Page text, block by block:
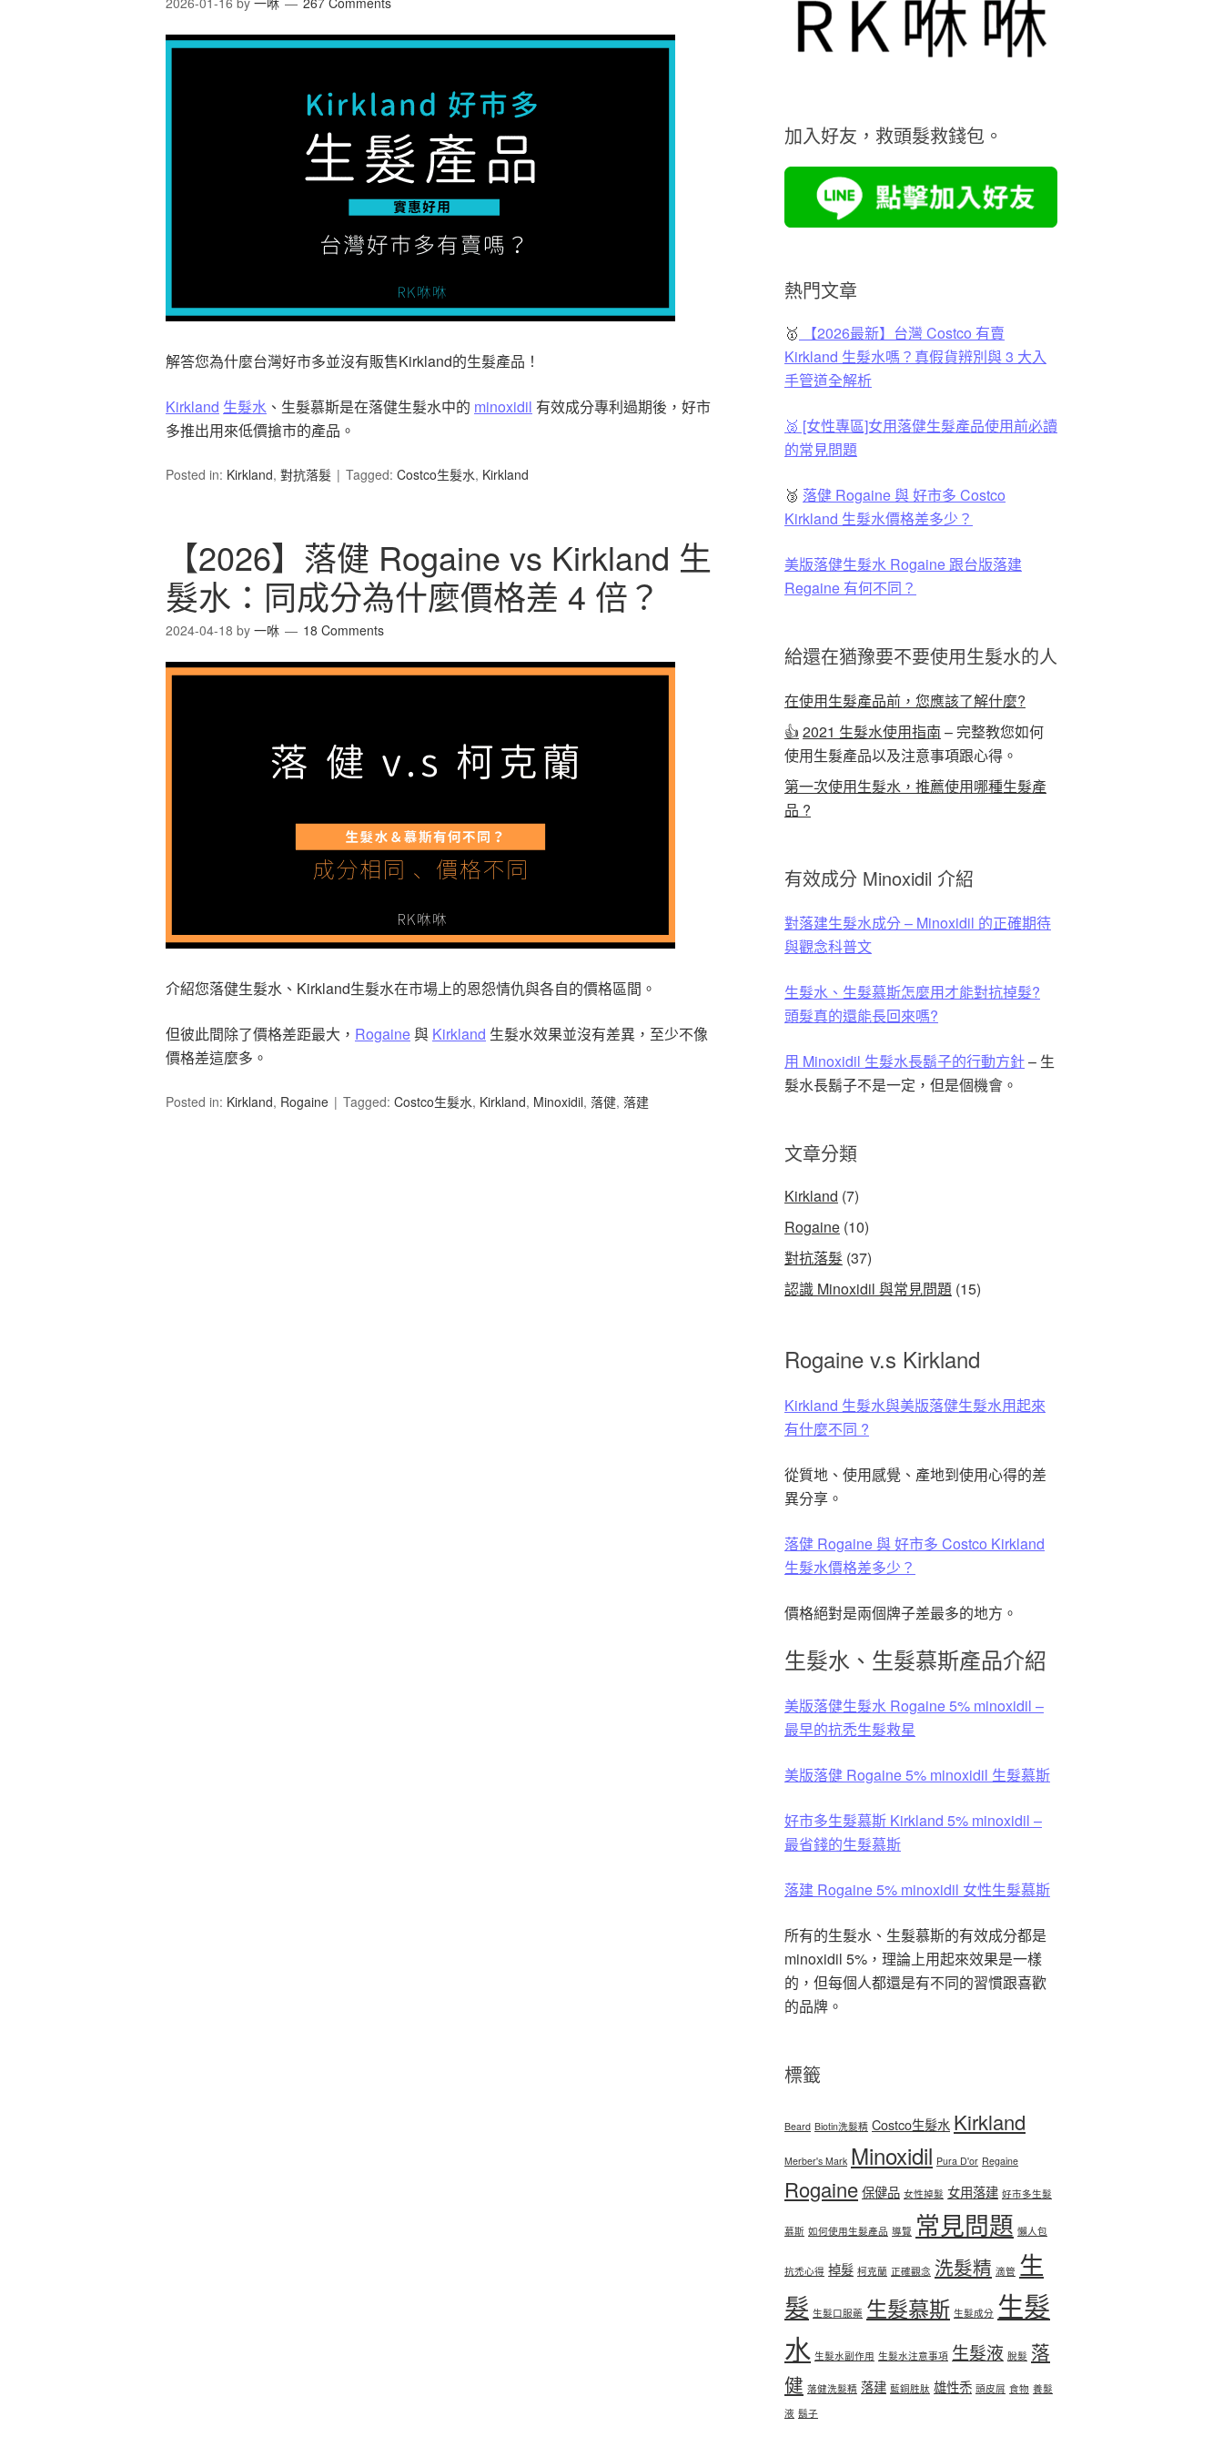
解答您為什麼台灣好市多並沒有販售Kirkland的生髮產品！
Kirkland 生髮水 、生髮慕斯是在落健生髮水中的 minoxidil 有效成分專利過期後，好市
多推出用來低價搶市的產品。
Posted in: Kirkland, 對抗落髮 Tagged: Costco生髮水, Kirkland
【2026】落健 Rogaine vs Kirkland 生
髮水：同成分為什麼價格差 4 倍？
2024-04-18 by 一咻 18 Comments
介紹您落健生髮水、Kirkland生髮水在市場上的恩怨情仇與各自的價格區間。
但彼此間除了價格差距最大， Rogaine與 Kirkland 生髮水效果並沒有差異，至少不像
價格差這麼多。
Posted in: Kirkland, Rogaine Tagged: Costco生髮水, Kirkland, Minoxidil, 落健, 落建
加入好友，救頭髮救錢包。
熱門文章
🥇 【2026最新】台灣 Costco 有賣
Kirkland 生髮水嗎？真假貨辨別與 3 大入
手管道全解析
🥈 [女性專區]女用落健生髮產品使用前必讀
的常見問題
🥉 落健 Rogaine 與 好市多 Costco
Kirkland 生髮水價格差多少？
美版落健生髮水 Rogaine 跟台版落建
Regaine 有何不同？
給還在猶豫要不要使用生髮水的人
在使用生髮產品前，您應該了解什麼?
👍 2021 生髮水使用指南 – 完整教您如何
使用生髮產品以及注意事項跟心得。
第一次使用生髮水，推薦使用哪種生髮產
品 ?
有效成分 Minoxidil 介紹
對落建生髮水成分 – Minoxidil 的正確期待
與觀念科普文
生髮水、生髮慕斯怎麼用才能對抗掉髮?
頭髮真的還能長回來嗎?
用 Minoxidil 生髮水長鬍子的行動方針– 生
髮水長鬍子不是一定，但是個機會。
文章分類
Kirkland (7)
Rogaine (10)
對抗落髮 (37)
認識 Minoxidil 與常見問題 (15)
Rogaine v.s Kirkland
Kirkland 生髮水與美版落健生髮水用起來
有什麼不同 ?
從質地、使用感覺、產地到使用心得的差
異分享。
落健 Rogaine 與 好市多 Costco Kirkland
生髮水價格差多少？
價格絕對是兩個牌子差最多的地方。
生髮水、生髮慕斯產品介紹
美版落健生髮水 Rogaine 5% minoxidil –
最早的抗禿生髮救星
美版落健 Rogaine 5% minoxidil 生髮慕斯
好市多生髮慕斯 Kirkland 5% minoxidil –
最省錢的生髮慕斯
落建 Rogaine 5% minoxidil 女性生髮慕斯
所有的生髮水、生髮慕斯的有效成分都是
minoxidil 5%，理論上用起來效果是一樣
的，但每個人都還是有不同的習慣跟喜歡
的品牌。
標籤
Beard Biotin洗髮精 Costco生髮水 Kirkland
Merber's Mark Minoxidil Pura D'or Regaine
Rogaine保健品 女性掉髮 女用落建 好市多生髮
慕斯 如何使用生髮產品 導覽 常見問題 懶人包
抗禿心得 掉髮 柯克蘭 正確觀念 洗髮精 滴管 生
髮 生髮口服藥 生髮慕斯 生髮成分 生髮
水 生髮水副作用 生髮水注意事項 生髮液 脫髮 落
健 落健洗髮精 落建 藍銅胜肽 雄性禿 頭皮屑 食物 養髮
液 鬍子